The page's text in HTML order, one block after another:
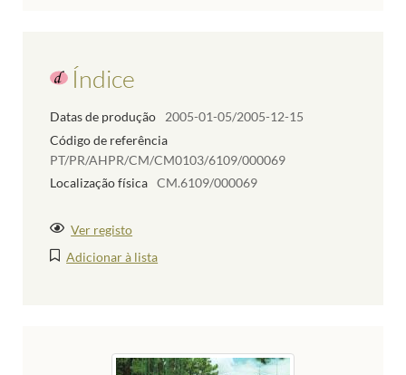
Índice
Datas de produção
2005-01-05/2005-12-15
Código de referência
PT/PR/AHPR/CM/CM0103/6109/000069
Localização física CM.6109/000069
Ver registo
Adicionar à lista